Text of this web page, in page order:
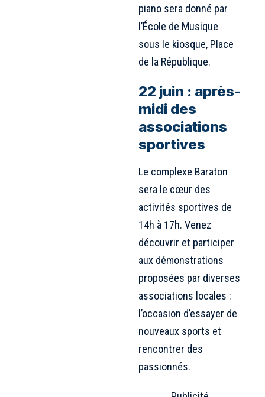
piano sera donné par
l’École de Musique
sous le kiosque, Place
de la République.
22 juin : après-
midi des
associations
sportives
Le complexe Baraton
sera le cœur des
activités sportives de
14h à 17h. Venez
découvrir et participer
aux démonstrations
proposées par diverses
associations locales :
l’occasion d’essayer de
nouveaux sports et
rencontrer des
passionnés.